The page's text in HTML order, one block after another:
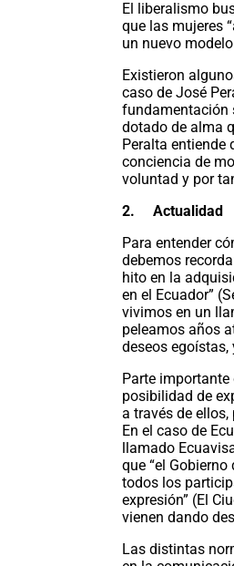
El liberalismo
que las mujeres
un nuevo
Existieron
caso de José
fundamentación
dotado de alma
Peralta entiende
conciencia de
voluntad y por
2.
Actualidad
Para entender
debemos
hito en la
en el Ecuador”
vivimos en un
peleamos años
deseos
Parte importante
posibilidad de
a través de
En el caso de
llamado
que “el
todos los
expresión” (El
vienen dando
Las distintas